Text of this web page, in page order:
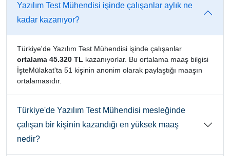
Yazılım Test Mühendisi işinde çalışanlar aylık ne
kadar kazanıyor?
Türkiye'de Yazılım Test Mühendisi işinde çalışanlar
ortalama 45.320 TL kazanıyorlar. Bu ortalama maaş bilgisi
İşteMülakat'ta 51 kişinin anonim olarak paylaştığı maaşın
ortalamasıdır.
Türkiye'de Yazılım Test Mühendisi mesleğinde
çalışan bir kişinin kazandığı en yüksek maaş
nedir?